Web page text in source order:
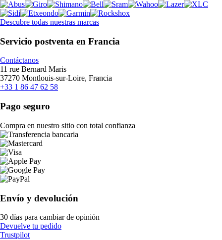
Descubre todas nuestras marcas
Servicio postventa en Francia
Contáctanos
11 rue Bernard Maris
37270 Montlouis-sur-Loire, Francia
+33 1 86 47 62 58
Pago seguro
Compra en nuestro sitio con total confianza
Envío y devolución
30 días para cambiar de opinión
Devuelve tu pedido
Trustpilot